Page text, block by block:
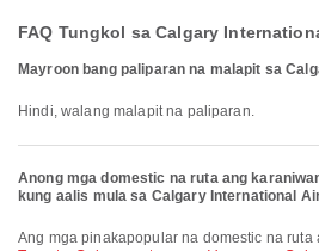
FAQ Tungkol sa Calgary
Mayroon bang paliparan na malapit sa
Hindi, walang malapit na paliparan.
Anong mga domestic na ruta ang
kung aalis mula sa Calgary International
Ang mga pinakapopular na domestic na